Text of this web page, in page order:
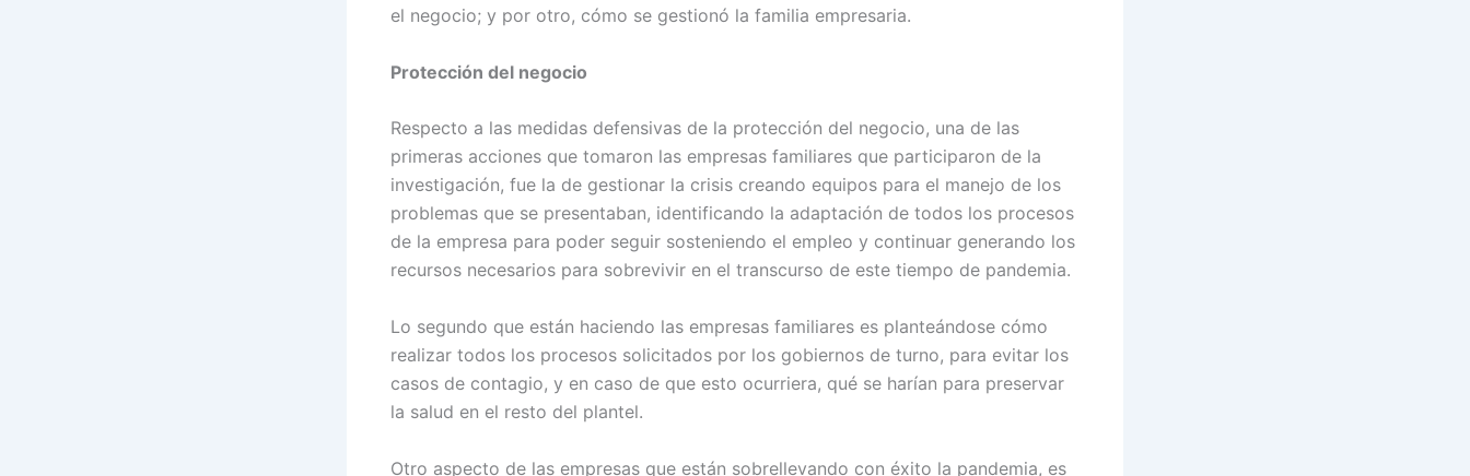
el negocio; y por otro, cómo se gestionó la familia empresaria.
Protección del negocio
Respecto a las medidas defensivas de la protección del negocio, una de las
primeras acciones que tomaron las empresas familiares que participaron de la
investigación, fue la de gestionar la crisis creando equipos para el manejo de los
problemas que se presentaban, identificando la adaptación de todos los procesos
de la empresa para poder seguir sosteniendo el empleo y continuar generando los
recursos necesarios para sobrevivir en el transcurso de este tiempo de pandemia.
Lo segundo que están haciendo las empresas familiares es planteándose cómo
realizar todos los procesos solicitados por los gobiernos de turno, para evitar los
casos de contagio, y en caso de que esto ocurriera, qué se harían para preservar
la salud en el resto del plantel.
Otro aspecto de las empresas que están sobrellevando con éxito la pandemia, es